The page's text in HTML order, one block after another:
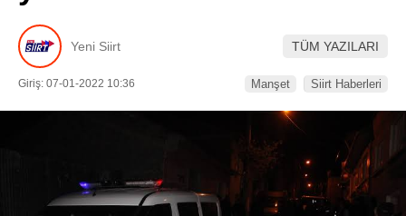
PERVARI
ŞIRVAN
Yeni Siirt TÜM YAZILARI
Giriş: 07-01-2022 10:36 Manşet Siirt Haberleri